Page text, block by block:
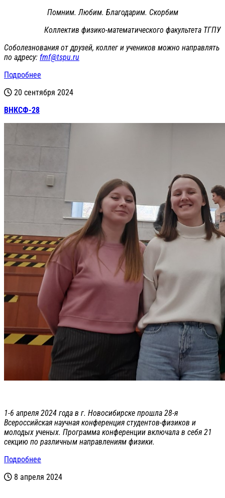
Помним. Любим. Благодарим. Скорбим
Коллектив физико-математического факультета ТГПУ
Соболезнования от друзей, коллег и учеников можно направлять
по адресу: fmf@tspu.ru
Подробнее
20 сентября 2024
ВНКСФ-28
1-6 апреля 2024 года в г. Новосибирске прошла 28-я
Всероссийская научная конференция студентов-физиков и
молодых ученых. Программа конференции включала в себя 21
секцию по различным направлениям физики.
Подробнее
8 апреля 2024